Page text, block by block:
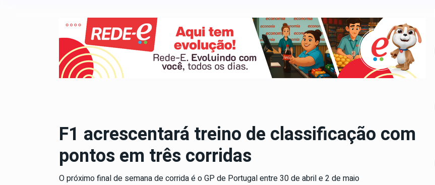
F1 acrescentará treino de classificação com
pontos em três corridas
O próximo final de semana de corrida é o GP de Portugal entre 30 de abril e 2 de maio